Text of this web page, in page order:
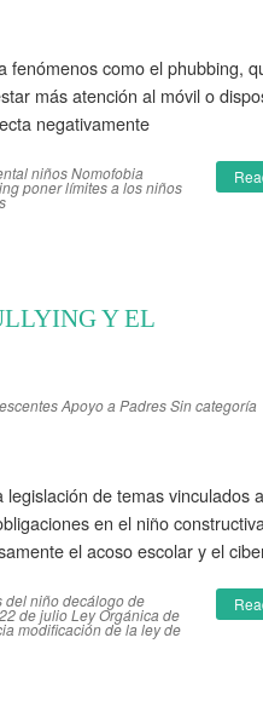
fenómenos como el phubbing,
más atención al móvil o
negativamente
niñosNomofobia
poner límites a los niños
Y EL
Apoyo a PadresSin categoría
de temas vinculados
en el niño
el acoso escolar y el
del niñodecálogo de
de julioLey Orgánica de
modificación de la ley de